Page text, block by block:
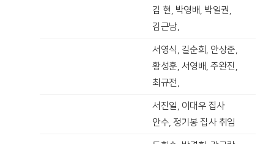
김 현, 박영배, 박일권,
김근남,
서영식, 길순희, 안상준,
황성훈, 서영배, 주완진,
최규전,
서진일, 이대우 집사
안수, 정기봉 집사 취임